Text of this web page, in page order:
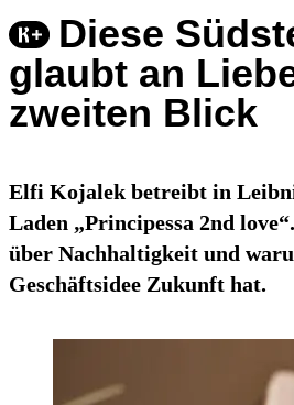
Diese
glaubt an
zweiten Blick
Elfi Kojalek betreibt in
Laden „Principessa 2nd
über Nachhaltigkeit und
Geschäftsidee Zukunft hat.